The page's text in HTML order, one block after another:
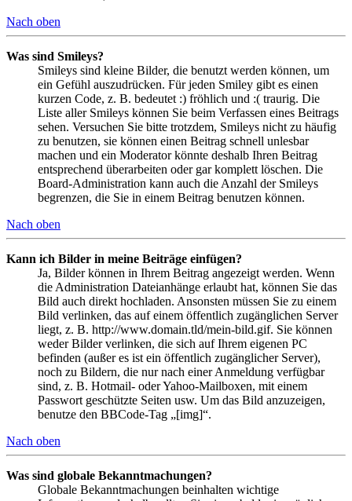
Nach oben
Was sind Smileys?
Smileys sind kleine Bilder, die benutzt werden können, um
ein Gefühl auszudrücken. Für jeden Smiley gibt es einen
kurzen Code, z. B. bedeutet :) fröhlich und :( traurig. Die
Liste aller Smileys können Sie beim Verfassen eines Beitrags
sehen. Versuchen Sie bitte trotzdem, Smileys nicht zu häufig
zu benutzen, sie können einen Beitrag schnell unlesbar
machen und ein Moderator könnte deshalb Ihren Beitrag
entsprechend überarbeiten oder gar komplett löschen. Die
Board-Administration kann auch die Anzahl der Smileys
begrenzen, die Sie in einem Beitrag benutzen können.
Nach oben
Kann ich Bilder in meine Beiträge einfügen?
Ja, Bilder können in Ihrem Beitrag angezeigt werden. Wenn
die Administration Dateianhänge erlaubt hat, können Sie das
Bild auch direkt hochladen. Ansonsten müssen Sie zu einem
Bild verlinken, das auf einem öffentlich zugänglichen Server
liegt, z. B. http://www.domain.tld/mein-bild.gif. Sie können
weder Bilder verlinken, die sich auf Ihrem eigenen PC
befinden (außer es ist ein öffentlich zugänglicher Server),
noch zu Bildern, die nur nach einer Anmeldung verfügbar
sind, z. B. Hotmail- oder Yahoo-Mailboxen, mit einem
Passwort geschützte Seiten usw. Um das Bild anzuzeigen,
benutze den BBCode-Tag „[img]“.
Nach oben
Was sind globale Bekanntmachungen?
Globale Bekanntmachungen beinhalten wichtige